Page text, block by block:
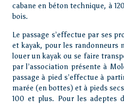
cabane en béton technique, à
bois.
Le passage s’effectue par ses
et kayak, pour les randonneurs
louer un kayak ou se faire
par l’association présente à
passage à pied s’effectue à
marée (en bottes) et à pieds
100 et plus. Pour les adeptes